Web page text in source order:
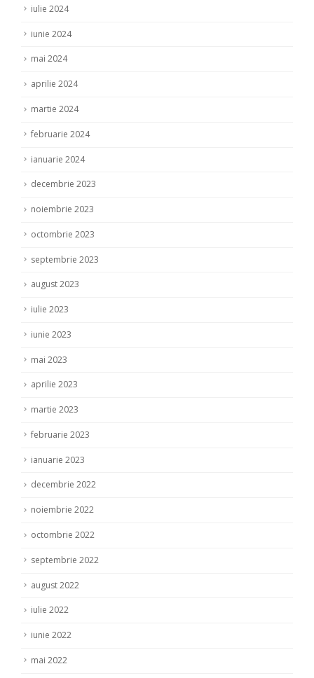
iulie 2024
iunie 2024
mai 2024
aprilie 2024
martie 2024
februarie 2024
ianuarie 2024
decembrie 2023
noiembrie 2023
octombrie 2023
septembrie 2023
august 2023
iulie 2023
iunie 2023
mai 2023
aprilie 2023
martie 2023
februarie 2023
ianuarie 2023
decembrie 2022
noiembrie 2022
octombrie 2022
septembrie 2022
august 2022
iulie 2022
iunie 2022
mai 2022